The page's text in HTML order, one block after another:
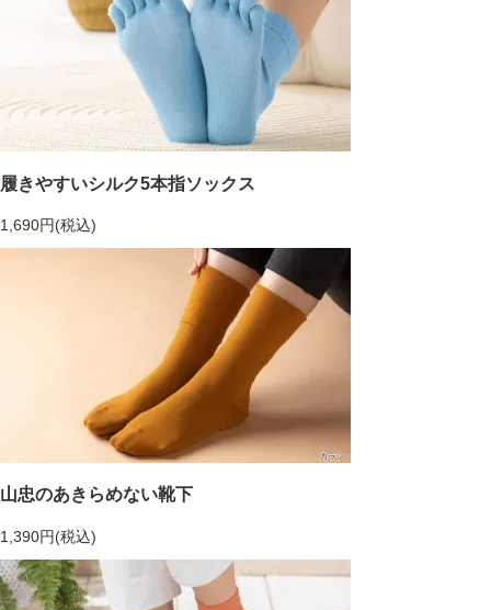
履きやすいシルク5本指ソックス
1,690円(税込)
山忠のあきらめない靴下
1,390円(税込)